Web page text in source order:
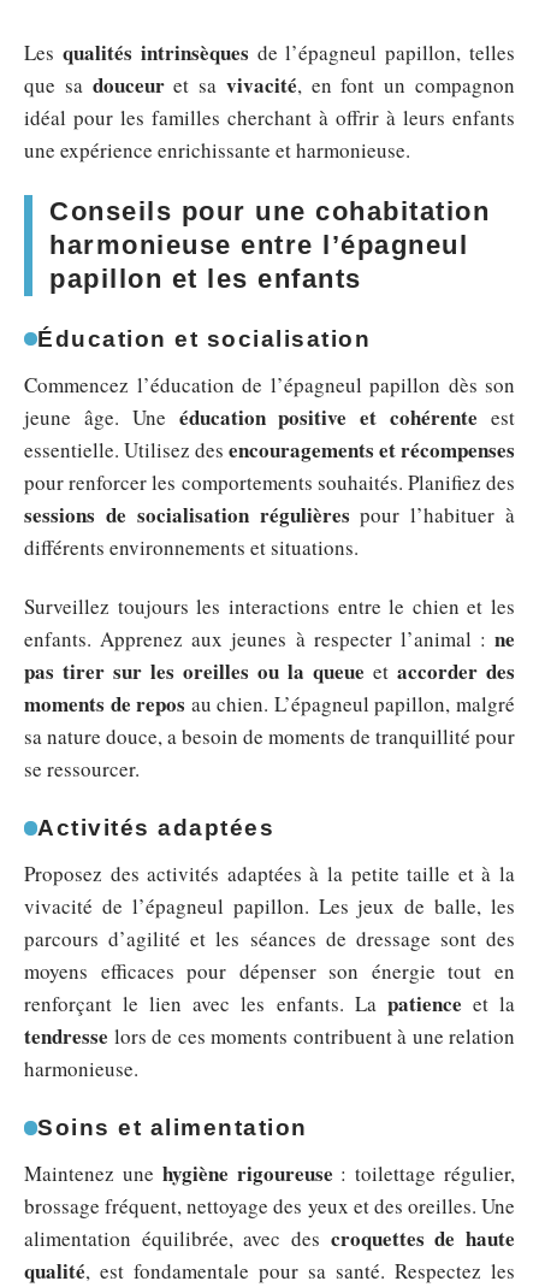
Les qualités intrinsèques de l’épagneul papillon, telles
que sa douceuret sa vivacité, en font un compagnon
idéal pour les familles cherchant à offrir à leurs enfants
une expérience enrichissante et harmonieuse.
Conseils pour une cohabitation
harmonieuse entre l’épagneul
papillon et les enfants
Éducation et socialisation
Commencez l’éducation de l’épagneul papillon dès son
jeune âge. Une éducation positive et cohérente est
essentielle. Utilisez des encouragements et récompenses
pour renforcer les comportements souhaités. Planifiez des
sessions de socialisation régulières pour l’habituer à
différents environnements et situations.
Surveillez toujours les interactions entre le chien et les
enfants. Apprenez aux jeunes à respecter l’animal : ne
pas tirer sur les oreilles ou la queue et accorder des
moments de repos au chien. L’épagneul papillon, malgré
sa nature douce, a besoin de moments de tranquillité pour
se ressourcer.
Activités adaptées
Proposez des activités adaptées à la petite taille et à la
vivacité de l’épagneul papillon. Les jeux de balle, les
parcours d’agilité et les séances de dressage sont des
moyens efficaces pour dépenser son énergie tout en
renforçant le lien avec les enfants. La patience et la
tendresse lors de ces moments contribuent à une relation
harmonieuse.
Soins et alimentation
Maintenez une hygiène rigoureuse : toilettage régulier,
brossage fréquent, nettoyage des yeux et des oreilles. Une
alimentation équilibrée, avec des croquettes de haute
qualité, est fondamentale pour sa santé. Respectez les